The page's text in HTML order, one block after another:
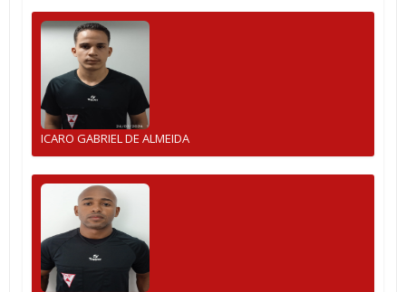
ICARO GABRIEL DE ALMEIDA